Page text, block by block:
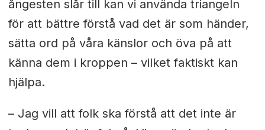
ångesten slår till kan vi använda triangeln
för att bättre förstå vad det är som händer,
sätta ord på våra känslor och öva på att
känna dem i kroppen – vilket faktiskt kan
hjälpa.
– Jag vill att folk ska förstå att det inte är